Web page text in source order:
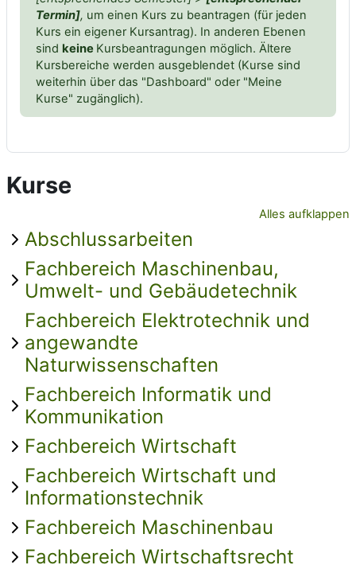
Termin], um einen Kurs zu beantragen (für jeden
Kurs ein eigener Kursantrag). In anderen Ebenen
sind keine Kursbeantragungen möglich. Ältere
Kursbereiche werden ausgeblendet (Kurse sind
weiterhin über das "Dashboard" oder "Meine
Kurse" zugänglich).
Kurse
Alles aufklappen
Abschlussarbeiten
Fachbereich Maschinenbau,
Umwelt- und Gebäudetechnik
Fachbereich Elektrotechnik und
angewandte
Naturwissenschaften
Fachbereich Informatik und
Kommunikation
Fachbereich Wirtschaft
Fachbereich Wirtschaft und
Informationstechnik
Fachbereich Maschinenbau
Fachbereich Wirtschaftsrecht